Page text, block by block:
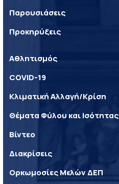
Παρουσιάσεις
Προκηρύξεις
Αθλητισμός
COVID-19
Κλιματική Αλλαγή/Κρίση
Θέματα Φύλου και Ισότητας
Βίντεο
Διακρίσεις
Ορκωμοσίες Μελών ΔΕΠ